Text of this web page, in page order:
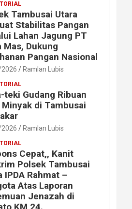
Tambusai Utara
Stabilitas Pangan
Lahan Jagung PT
Mas, Dukung
Pangan Nasional
Ramlan Lubis
teki Gudang Ribuan
di Tambusai
Ramlan Lubis
Cepat,, Kanit
Polsek Tambusai
IPDA Rahmat –
Atas Laporan
Jenazah di